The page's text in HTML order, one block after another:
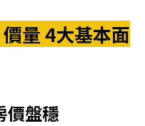
量 4大基本面
價盤穩